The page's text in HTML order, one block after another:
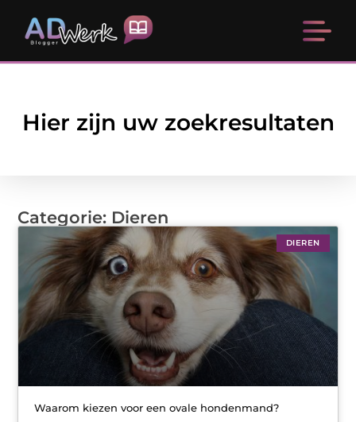
Hier zijn uw zoekresultaten
Categorie: Dieren
DIEREN
Waarom kiezen voor een ovale hondenmand?